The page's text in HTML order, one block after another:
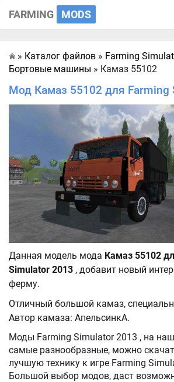
FARMING MODS
Главная
» Каталог файлов » Farming
Бортовые машины » Камаз 55102
Мод Камаз 55102 для Farming
Данная модель мода Камаз 55102
Simulator 2013 , добавит новый
ферму.
Отличный большой камаз,
Автор камаза: АпельсинкА.
Моды Farming Simulator 2013 , на нашем сайте бывают
самые разнообразные, можно
лучшую технику к игре Farming Simulator
Большой выбор модов, даст